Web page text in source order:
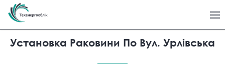
Установка Раковини По Вул. Урлівська